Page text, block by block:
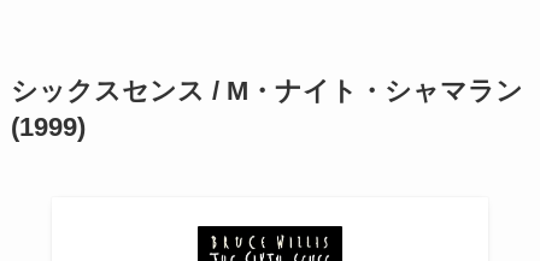
シックスセンス / M・ナイト・シャマラン
(1999)